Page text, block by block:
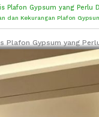
Plafon Gypsum yang Perlu
dan Kekurangan Plafon
Plafon Gypsum yang